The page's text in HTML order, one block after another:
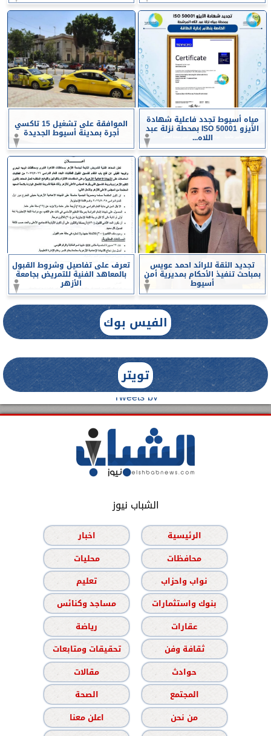
مياه أسيوط تجدد فاعلية شهادة
الأيزو ISO 50001 بمحطة نزلة عبد
اللاه...
الموافقة على تشغيل 15 تاكسي
أجرة بمدينة أسيوط الجديدة
تجديد الثقة للرائد احمد عويس
بمباحث تنفيذ الأحكام بمديرية أمن
أسيوط
تعرف على تفاصيل وشروط القبول
بالمعاهد الفنية للتمريض بجامعة
الأزهر
الفيس بوك
تويتر
Tweets by
الشباب نيوز
الرئيسية
اخبار
محافظات
محليات
نواب واحزاب
تعليم
بنوك واستثمارات
مساجد وكنائس
عقارات
رياضة
ثقافة وفن
تحقيقات ومتابعات
حوادث
مقالات
المجتمع
الصحة
من نحن
اعلن معنا